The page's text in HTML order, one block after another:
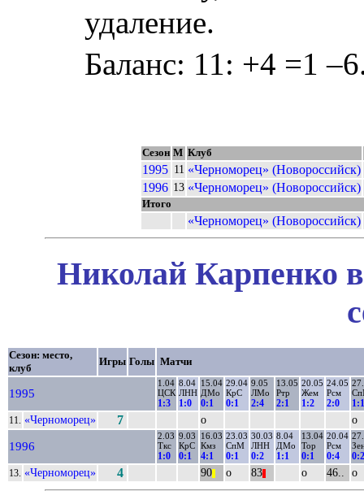
удаление.
Баланс: 11: +4 =1
Сезон М Клуб
1995 11 «Черноморец» (Новороссийск)
1996 13 «Черноморец» (Новороссийск)
Итого
«Черноморец» (Новороссийск)
Николай Карпенко
Сезон: место,
клуб
Игры Голы Матчи
1995
1.04
ЦСК
1:3
8.04
ЛНН
1:0
15.04
ДМо
0:1
29.04
КрС
0:1
9.05
ЛМо
2:4
13.05
Ртр
2:1
20.05
Жем
1:2
24.05
Рсм
2:0 1:1
11. «Черноморец» 7 о о
1996
2.03
Ткс
1:0
9.03
КрС
0:1
16.03
Кмз
4:1
23.03
СпМ
0:1
30.03
ЛНН
0:2
8.04
ДМо
1:1
13.04
Тор
0:1
20.04
Рсм
0:4 0:2
13. «Черноморец» 4 90 о 83 о 46.. о